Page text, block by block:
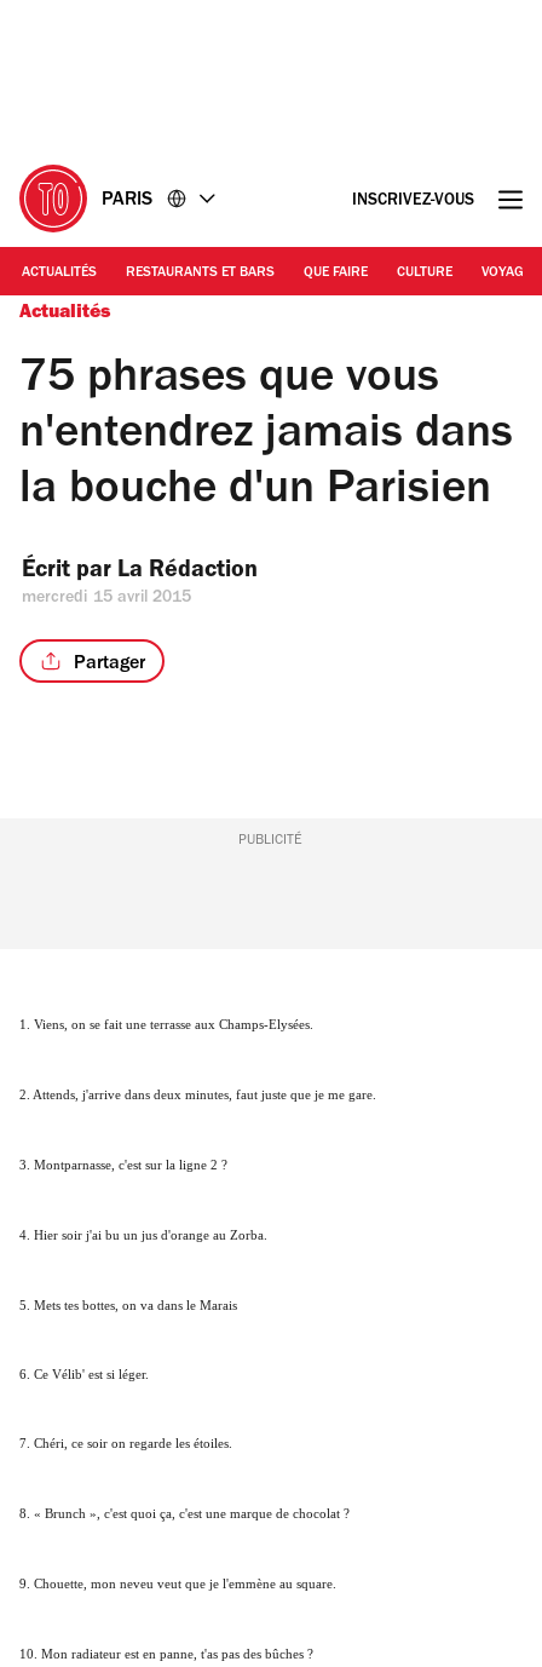
PARIS INSCRIVEZ-VOUS
ACTUALITÉS RESTAURANTS ET BARS QUE FAIRE CULTURE VOYAGE
Actualités
75 phrases que vous
n'entendrez jamais dans
la bouche d'un Parisien
Écrit par La Rédaction
mercredi 15 avril 2015
Partager
PUBLICITÉ
1. Viens, on se fait une terrasse aux Champs-Elysées.
2. Attends, j'arrive dans deux minutes, faut juste que je me gare.
3. Montparnasse, c'est sur la ligne 2 ?
4. Hier soir j'ai bu un jus d'orange au Zorba.
5. Mets tes bottes, on va dans le Marais
6. Ce Vélib' est si léger.
7. Chéri, ce soir on regarde les étoiles.
8. « Brunch », c'est quoi ça, c'est une marque de chocolat ?
9. Chouette, mon neveu veut que je l'emmène au square.
10. Mon radiateur est en panne, t'as pas des bûches ?